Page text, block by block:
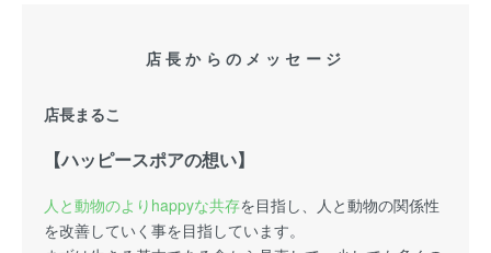
店長からのメッセージ
店長まるこ
【ハッピースポアの想い】
人と動物のよりhappyな共存を目指し、人と動物の関係性
を改善していく事を目指しています。